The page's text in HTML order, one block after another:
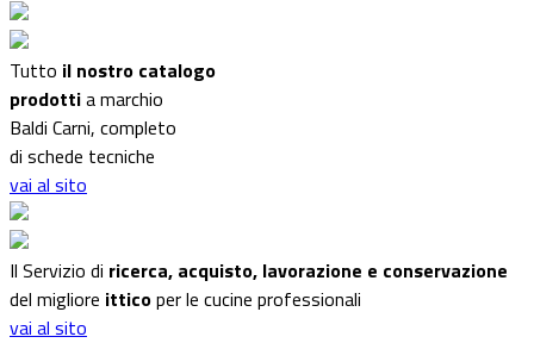
Tutto il nostro catalogo
prodottia marchio
Baldi Carni, completo
di schede tecniche
vai al sito
Il Servizio di ricerca, acquisto, lavorazione e conservazione
del migliore itticoper le cucine professionali
vai al sito